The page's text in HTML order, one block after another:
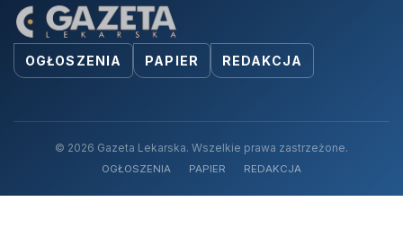
OGŁOSZENIA PAPIER REDAKCJA
© 2026 Gazeta Lekarska. Wszelkie prawa zastrzeżone.
OGŁOSZENIA PAPIER REDAKCJA